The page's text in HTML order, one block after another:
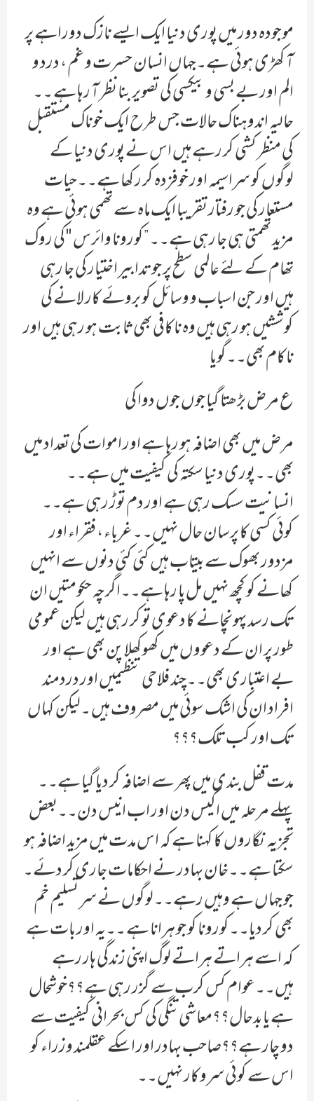
موجودہ دور میں پوری دنیا ایک ایسے نازک دوراہے پر
آ کھڑی ہوئی ہے۔جہاں انسان حسرت و غم ، درد و
الم اور بے بسی و بیکسی کی تصویر بنا نظر آ رہا ہے ۔۔
حالیہ اندوہناک حالات جس طرح ایک خوناک مستقبل
کی منظر کشی کر رہے ہیں اس نے پوری دنیا کے
لوگوں کو سراسیمہ اور خوفزدہ کر رکھا ہے۔۔حیات
مستعار کی جو رفتار تقریبا ایک ماہ سے تھمی ہوئی ہے وہ
مزید تھمتی ہی جا رہی ہے۔۔”کورونا وائرس "کی روک
تھام کے لئے عالمی سطح پر جو تدابیر اختیار کی جا رہی
ہیں اور جن اسباب و وسائل کو بروئے کار لانے کی
کوششیں ہو رہی ہیں وہ ناکافی بھی ثابت ہو رہی ہیں اور
ناکام بھی۔۔گویا
ع مرض بڑھتا گیا جوں جوں دوا کی
مرض میں بھی اضافہ ہو رہا ہے اور اموات کی تعداد میں
بھی۔۔پوری دنیا سکتہ کی کیفیت میں ہے۔۔
انسانیت سسک رہی ہے اور دم توڑ رہی ہے۔۔
کوئی کسی کا پرسان حال نہیں۔۔غرباء ، فقراء اور
مزدور بھوک سے بیتاب ہیں کئی کئی دنوں سے انہیں
کھانے کو کچھ نہیں مل پا رہا ہے۔۔اگرچہ حکومتیں ان
تک رسد پہونچانے کا دعوی تو کر رہی ہیں لیکن عمومی
طور پر ان کے دعووں میں کھوکھلا پن بھی ہے اور
بے اعتباری بھی۔۔چند فلاحی تنظیمیں اور دردمند
افراد ان کی اشک سوئی میں مصروف ہیں ۔لیکن کہاں
تک اور کب تلک؟؟؟
مدت قفل بندی میں پھر سے اضافہ کر دیا گیا ہے۔۔
پہلے مرحلہ میں اکیس دن اور اب انیس دن۔۔بعض
تجزیہ نگاروں کا کہنا ہے کہ اس مدت میں مزید اضافہ ہو
سکتا ہے۔۔خان بہادر نے احکامات جاری کر دئے۔
جو جہاں ہے وہیں رہے۔۔لوگوں نے سر تسلیم خم
بھی کر دیا۔۔کورونا کو جو ہرانا ہے ۔۔یہ اور بات ہے
کہ اسے ہراتے ہراتے لوگ اپنی زندگی ہار رہے
ہیں۔۔عوام کس کرب سے گزر رہی ہے؟؟خوشحال
ہے یا بدحال؟؟معاشی تنگی کی کس بحرانی کیفیت سے
دو چار ہے؟؟صاحب بہادر اور اسکے عقلمند وزراء کو
اس سے کوئی سروکار نہیں۔۔